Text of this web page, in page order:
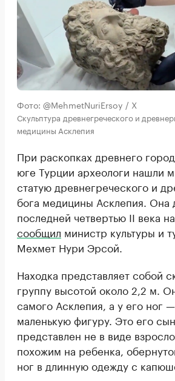
Фото: @MehmetNuriErsoy / X
Скульптура древнегреческого и
медицины Асклепия
При раскопках древнего
юге Турции археологи нашли
статую древнегреческого и
бога медицины Асклепия. Она
последней четвертью II века
сообщил министр культуры и
Мехмет Нури Эрсой.
Находка представляет собой
группу высотой около 2,2 м.
самого Асклепия, а у его ног
маленькую фигуру. Это его
представлен не в виде
похожим на ребенка,
ног в длинную одежду с